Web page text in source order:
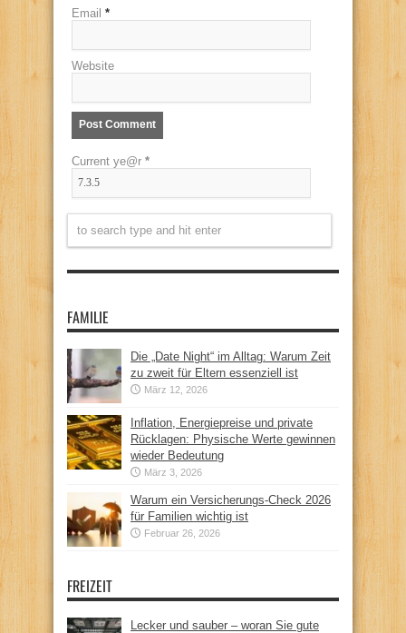
Email *
Website
Current ye@r *
FAMILIE
Die „Date Night“ im Alltag: Warum Zeit
zu zweit für Eltern essenziell ist
März 12, 2026
Inflation, Energiepreise und private
Rücklagen: Physische Werte gewinnen
wieder Bedeutung
März 3, 2026
Warum ein Versicherungs-Check 2026
für Familien wichtig ist
Februar 26, 2026
FREIZEIT
Lecker und sauber – woran Sie gute